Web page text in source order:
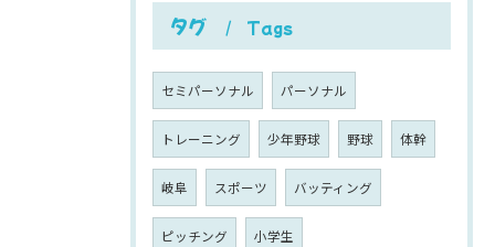
タグ Tags
セミパーソナル パーソナル
トレーニング 少年野球 野球 体幹
岐阜 スポーツ バッティング
ピッチング 小学生